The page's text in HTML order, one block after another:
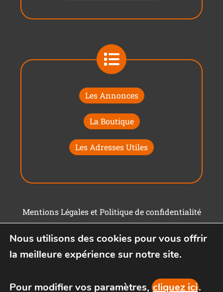
Les Annonces
La Boutique
Les Adresses Utiles
Mentions Légales et Politique de confidentialité
Nous utilisons des cookies pour vous offrir
la meilleure expérience sur notre site.
Pour modifier vos paramètres, cliquez ici.